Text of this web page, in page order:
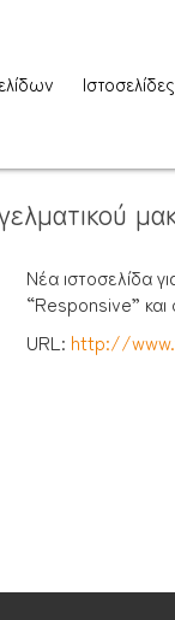
Νέα ιστοσελίδα
“Responsive”
URL: http://